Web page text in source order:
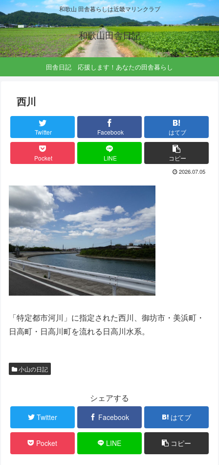
和歌山 田舎暮らしは近畿マリンクラブ
和歌山田舎日記
田舎日記 応援します！あなたの田舎暮らし
西川
Twitter Facebook はてブ
Pocket LINE コピー
2026.07.05
「特定都市河川」に指定された西川、御坊市・美浜町・
日高町・日高川町を流れる日高川水系。
小山の日記
シェアする
Twitter Facebook はてブ
Pocket LINE コピー